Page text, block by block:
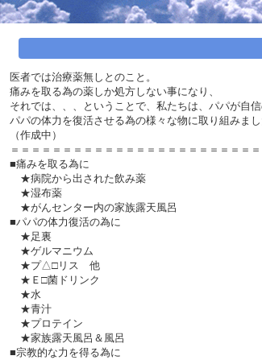
医者では治療薬無しとのこと。
痛みを取る為の薬しか処方しない事になり、
それでは、、、ということで、私たちは、パパが自信
パパの体力を復活させる為の様々な物に取り組みまし
（作成中）
＝＝＝＝＝＝＝＝＝＝＝＝＝＝＝＝＝＝＝＝＝＝＝
■痛みを取る為に
★病院から出された飲み薬
★湿布薬
★がんセンター内の家族露天風呂
■パパの体力復活の為に
★足裏
★ゲルマニウム
★プ△□リス 他
★Ｅ□菌ドリンク
★水
★青汁
★プロテイン
★家族露天風呂＆風呂
■宗教的な力を得る為に